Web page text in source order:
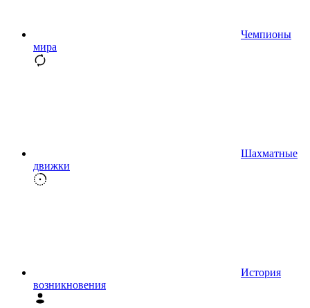
Чемпионы
мира
Шахматные
движки
История
возникновения